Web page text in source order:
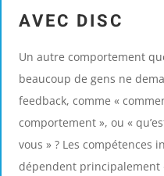
AVEC DISC
Un autre comportement
beaucoup de gens ne
feedback, comme «
comportement », ou «
vous » ? Les compétences
dépendent principalement